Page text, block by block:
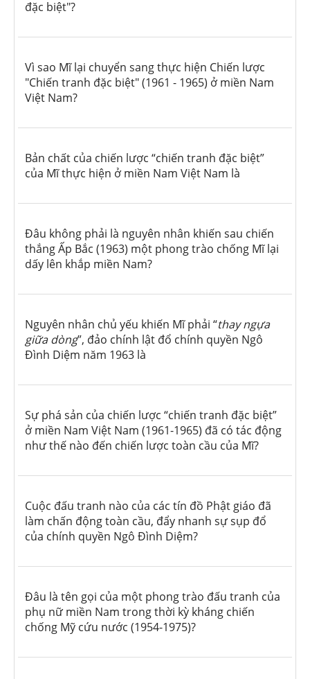
đặc biệt"?
Vì sao Mĩ lại chuyển sang thực hiện Chiến lược
"Chiến tranh đặc biệt" (1961 - 1965) ở miền Nam
Việt Nam?
Bản chất của chiến lược “chiến tranh đặc biệt”
của Mĩ thực hiện ở miền Nam Việt Nam là
Đâu không phải là nguyên nhân khiến sau chiến
thắng Ấp Bắc (1963) một phong trào chống Mĩ lại
dấy lên khắp miền Nam?
Nguyên nhân chủ yếu khiến Mĩ phải “thay ngựa
giữa dòng”, đảo chính lật đổ chính quyền Ngô
Đình Diệm năm 1963 là
Sự phá sản của chiến lược “chiến tranh đặc biệt”
ở miền Nam Việt Nam (1961-1965) đã có tác động
như thế nào đến chiến lược toàn cầu của Mĩ?
Cuộc đấu tranh nào của các tín đồ Phật giáo đã
làm chấn động toàn cầu, đẩy nhanh sự sụp đổ
của chính quyền Ngô Đình Diệm?
Đâu là tên gọi của một phong trào đấu tranh của
phụ nữ miền Nam trong thời kỳ kháng chiến
chống Mỹ cứu nước (1954-1975)?